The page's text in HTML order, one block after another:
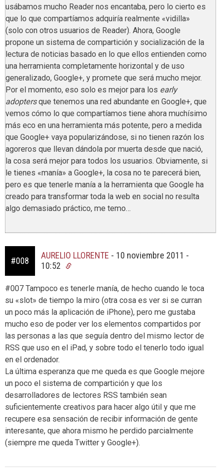
usábamos mucho Reader nos encantaba, pero lo cierto es
que lo que compartíamos adquiría realmente «vidilla»
(solo con otros usuarios de Reader). Ahora, Google
propone un sistema de compartición y socialización de la
lectura de noticias basado en lo que ellos entienden como
una herramienta completamente horizontal y de uso
generalizado, Google+, y promete que será mucho mejor.
Por el momento, eso solo es mejor para los early
adoptersque tenemos una red abundante en Google+, que
vemos cómo lo que compartíamos tiene ahora muchísimo
más eco en una herramienta más potente, pero a medida
que Google+ vaya popularizándose, si no tienen razón los
agoreros que llevan dándola por muerta desde que nació,
la cosa será mejor para todos los usuarios. Obviamente, si
le tienes «manía» a Google+, la cosa no te parecerá bien,
pero es que tenerle manía a la herramienta que Google ha
creado para transformar toda la web en social no resulta
algo demasiado práctico, me temo…
#008
AURELIO LLORENTE - 10 noviembre 2011 -
10:52
#007 Tampoco es tenerle manía, de hecho cuando le toca
su «slot» de tiempo la miro (otra cosa es ver si se curran
un poco más la aplicación de iPhone), pero me gustaba
mucho eso de poder ver los elementos compartidos por
las personas a las que seguía dentro del mismo lector de
RSS que uso en el iPad, y sobre todo el tenerlo todo igual
en el ordenador.
La última esperanza que me queda es que Google mejore
un poco el sistema de compartición y que los
desarrolladores de lectores RSS también sean
suficientemente creativos para hacer algo útil y que me
recupere esa sensación de recibir información de gente
interesante, que ahora mismo he perdido parcialmente
(siempre me queda Twitter y Google+).